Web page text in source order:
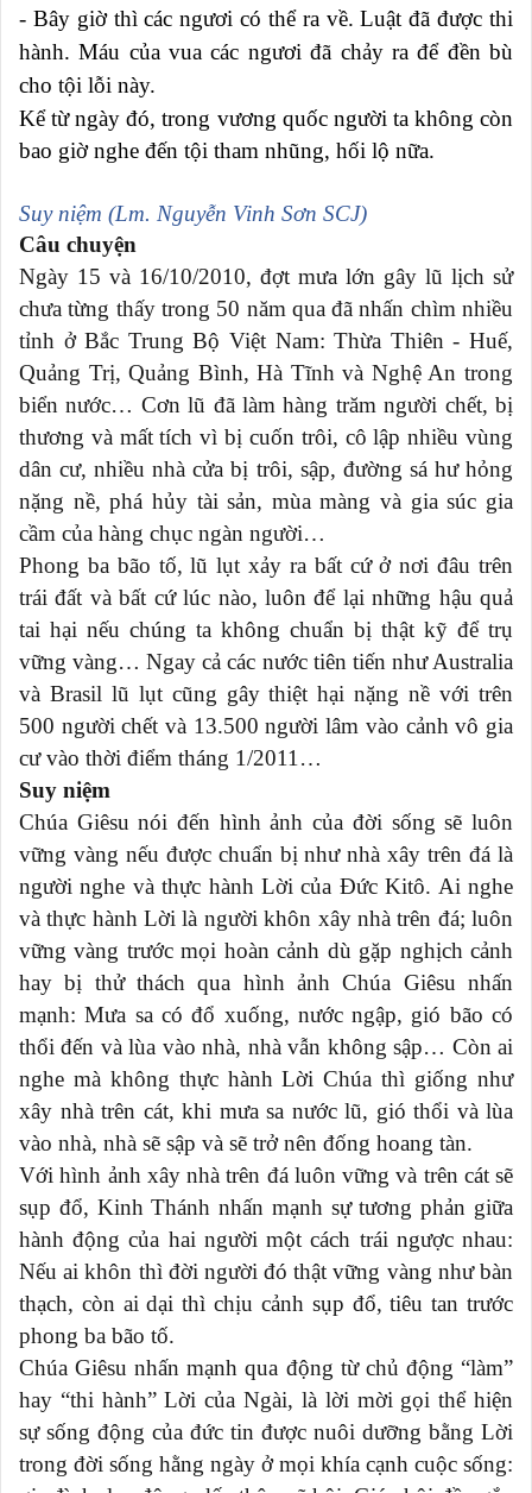
- Bây giờ thì các ngươi có thể ra về. Luật đã được thi
hành. Máu của vua các ngươi đã chảy ra để đền bù
cho tội lỗi này.
Kể từ ngày đó, trong vương quốc người ta không còn
bao giờ nghe đến tội tham nhũng, hối lộ nữa.
Suy niệm (Lm. Nguyễn Vinh Sơn SCJ)
Câu chuyện
Ngày 15 và 16/10/2010, đợt mưa lớn gây lũ lịch sử
chưa từng thấy trong 50 năm qua đã nhấn chìm nhiều
tỉnh ở Bắc Trung Bộ Việt Nam: Thừa Thiên - Huế,
Quảng Trị, Quảng Bình, Hà Tĩnh và Nghệ An trong
biển nước… Cơn lũ đã làm hàng trăm người chết, bị
thương và mất tích vì bị cuốn trôi, cô lập nhiều vùng
dân cư, nhiều nhà cửa bị trôi, sập, đường sá hư hỏng
nặng nề, phá hủy tài sản, mùa màng và gia súc gia
cầm của hàng chục ngàn người…
Phong ba bão tố, lũ lụt xảy ra bất cứ ở nơi đâu trên
trái đất và bất cứ lúc nào, luôn để lại những hậu quả
tai hại nếu chúng ta không chuẩn bị thật kỹ để trụ
vững vàng… Ngay cả các nước tiên tiến như Australia
và Brasil lũ lụt cũng gây thiệt hại nặng nề với trên
500 người chết và 13.500 người lâm vào cảnh vô gia
cư vào thời điểm tháng 1/2011…
Suy niệm
Chúa Giêsu nói đến hình ảnh của đời sống sẽ luôn
vững vàng nếu được chuẩn bị như nhà xây trên đá là
người nghe và thực hành Lời của Đức Kitô. Ai nghe
và thực hành Lời là người khôn xây nhà trên đá; luôn
vững vàng trước mọi hoàn cảnh dù gặp nghịch cảnh
hay bị thử thách qua hình ảnh Chúa Giêsu nhấn
mạnh: Mưa sa có đổ xuống, nước ngập, gió bão có
thổi đến và lùa vào nhà, nhà vẫn không sập… Còn ai
nghe mà không thực hành Lời Chúa thì giống như
xây nhà trên cát, khi mưa sa nước lũ, gió thổi và lùa
vào nhà, nhà sẽ sập và sẽ trở nên đống hoang tàn.
Với hình ảnh xây nhà trên đá luôn vững và trên cát sẽ
sụp đổ, Kinh Thánh nhấn mạnh sự tương phản giữa
hành động của hai người một cách trái ngược nhau:
Nếu ai khôn thì đời người đó thật vững vàng như bàn
thạch, còn ai dại thì chịu cảnh sụp đổ, tiêu tan trước
phong ba bão tố.
Chúa Giêsu nhấn mạnh qua động từ chủ động “làm”
hay “thi hành” Lời của Ngài, là lời mời gọi thể hiện
sự sống động của đức tin được nuôi dưỡng bằng Lời
trong đời sống hằng ngày ở mọi khía cạnh cuộc sống: